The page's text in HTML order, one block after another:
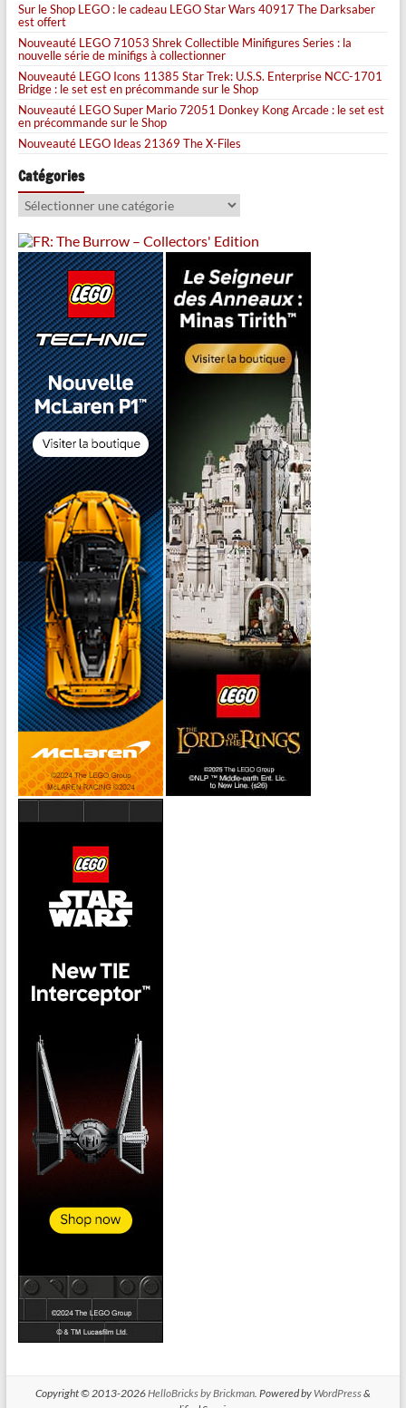
Sur le Shop LEGO : le cadeau LEGO Star Wars 40917 The Darksaber
est offert
Nouveauté LEGO 71053 Shrek Collectible Minifigures Series : la
nouvelle série de minifigs à collectionner
Nouveauté LEGO Icons 11385 Star Trek: U.S.S. Enterprise NCC-1701
Bridge : le set est en précommande sur le Shop
Nouveauté LEGO Super Mario 72051 Donkey Kong Arcade : le set est
en précommande sur le Shop
Nouveauté LEGO Ideas 21369 The X-Files
Catégories
Catégories
Copyright © 2013-2026HelloBricks by Brickman. Powered by WordPress&